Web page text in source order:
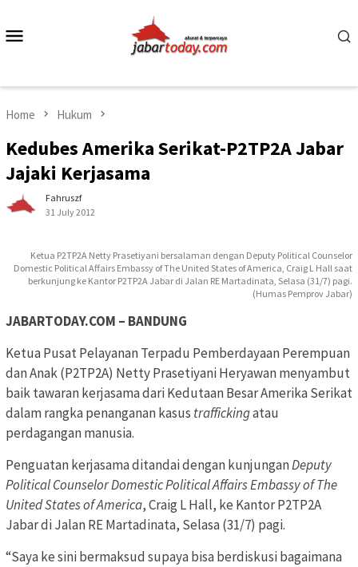
content
Home Hukum
Kedubes Amerika Serikat-P2TP2A Jabar
Jajaki Kerjasama
Fahruszf
31 July 2012
Ketua P2TP2A Netty Prasetiyani bersalaman dengan Deputy Political Counselor
Domestic Political Affairs Embassy of The United States of America, Craig L Hall saat
berkunjung ke Kantor P2TP2A Jabar di Jalan RE Martadinata, Selasa (31/7) pagi.
(Humas Pemprov Jabar)
JABARTODAY.COM – BANDUNG
Ketua Pusat Pelayanan Terpadu Pemberdayaan Perempuan
dan Anak (P2TP2A) Netty Prasetiyani Heryawan menyambut
baik tawaran kerjasama dari Kedutaan Besar Amerika Serikat
dalam rangka penanganan kasus traffickingatau
perdagangan manusia.
Penguatan kerjasama ditandai dengan kunjunganDeputy
Political Counselor Domestic Political Affairs Embassy of The
United States of America, Craig L Hall, ke Kantor P2TP2A
Jabar di Jalan RE Martadinata, Selasa (31/7) pagi.
“Saya ke sini bermaksud supaya bisa berdiskusi bagaimana